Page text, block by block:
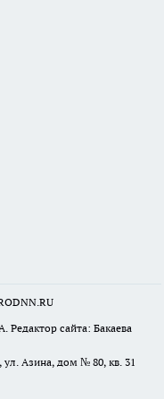
сайта: Бакаева
ул. Азина, дом № 80, кв. 31